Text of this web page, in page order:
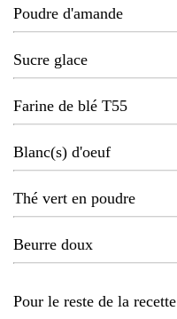
Poudre d'amande
Sucre glace
Farine de blé T55
Blanc(s) d'oeuf
Thé vert en poudre
Beurre doux
Pour le reste de la recette